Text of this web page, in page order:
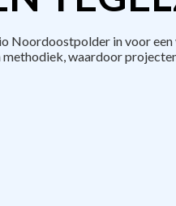
Noordoostpolder in voor
waardoor